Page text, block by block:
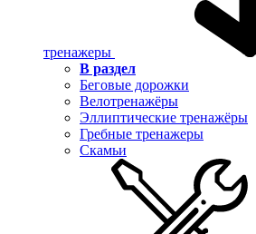
тренажеры
В раздел
Беговые дорожки
Велотренажёры
Эллиптические тренажёры
Гребные тренажеры
Скамьи